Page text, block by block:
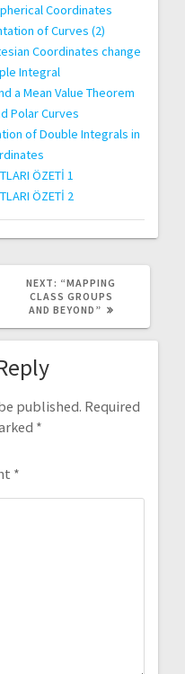
Coordinates
of Curves (2)
Coordinates change
Integral
a Mean Value Theorem
Polar Curves
of Double Integrals in
ÖZETİ 1
ÖZETİ 2
NEXT: NEXT
POST:
“MAPPING
CLASS GROUPS
AND BEYOND”
published. Required
*
*